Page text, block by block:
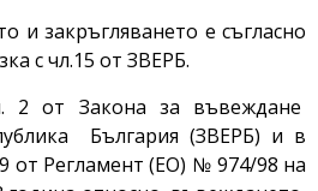
и закръгляването е съгласно
с чл.15 от ЗВЕРБ.
2 от Закона за въвеждане
България (ЗВЕРБ) и в
от Регламент (EО) № 974/98 на